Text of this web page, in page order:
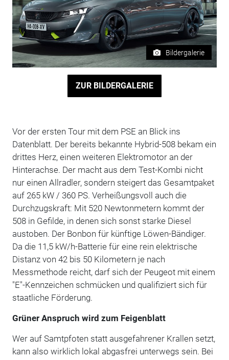
Bildergalerie
ZUR BILDERGALERIE
Vor der ersten Tour mit dem PSE an Blick ins
Datenblatt. Der bereits bekannte Hybrid-508 bekam ein
drittes Herz, einen weiteren Elektromotor an der
Hinterachse. Der macht aus dem Test-Kombi nicht
nur einen Allradler, sondern steigert das Gesamtpaket
auf 265 kW / 360 PS. Verheißungsvoll auch die
Durchzugskraft: Mit 520 Newtonmetern kommt der
508 in Gefilde, in denen sich sonst starke Diesel
austoben. Der Bonbon für künftige Löwen-Bändiger.
Da die 11,5 kW/h-Batterie für eine rein elektrische
Distanz von 42 bis 50 Kilometern je nach
Messmethode reicht, darf sich der Peugeot mit einem
"E"-Kennzeichen schmücken und qualifiziert sich für
staatliche Förderung.
Grüner Anspruch wird zum Feigenblatt
Wer auf Samtpfoten statt ausgefahrener Krallen setzt,
kann also wirklich lokal abgasfrei unterwegs sein. Bei